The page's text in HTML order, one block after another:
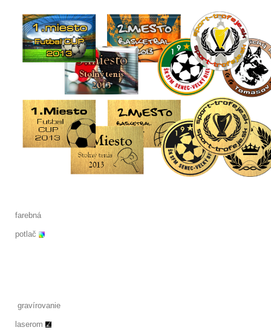
farebná
potlač
gravírovanie
laserom